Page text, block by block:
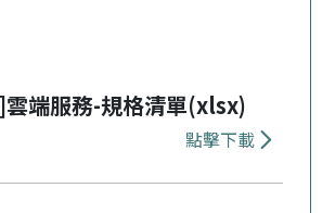
端服務-規格清單(xlsx)
點擊下載